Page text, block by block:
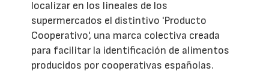
localizar en los lineales de los
supermercados el distintivo 'Producto
Cooperativo', una marca colectiva creada
para facilitar la identificación de alimentos
producidos por cooperativas españolas.